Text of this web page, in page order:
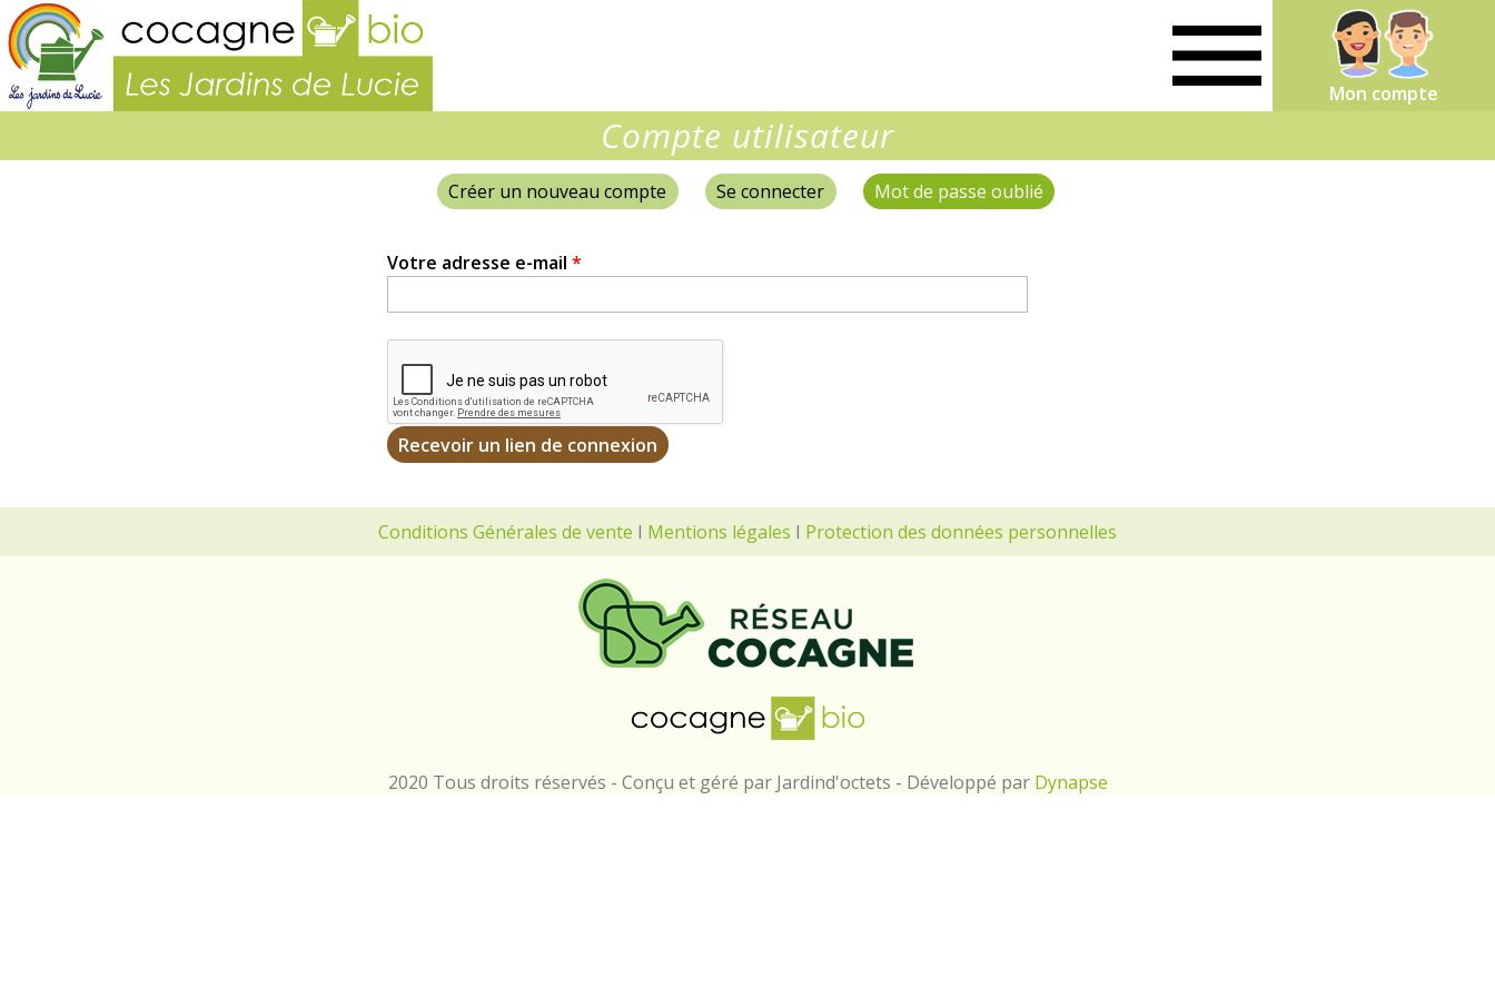
Mon compte
Compte utilisateur
Créer un nouveau compte Se connecter Mot de passe oublié (onglet actif)
Votre adresse e-mail *
Conditions Générales de vente I Mentions légales I Protection des données personnelles
2020 Tous droits réservés - Conçu et géré par Jardind'octets - Développé par Dynapse